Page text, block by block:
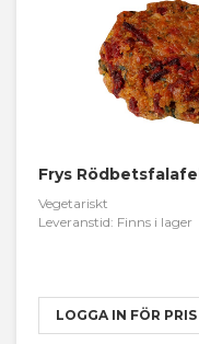
Frys
Vegetariskt
Leveranstid: Finns i lager
LOGGA IN FÖR PRIS